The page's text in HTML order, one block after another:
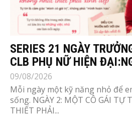
SERIES 21 NGÀY
CLB PHỤ NỮ HIỆN
09/08/2026
Mỗi ngày một kỹ năng nhỏ để
sống. NGÀY 2: MỘT CÔ GÁI TỰ
THIẾT PHẢI...